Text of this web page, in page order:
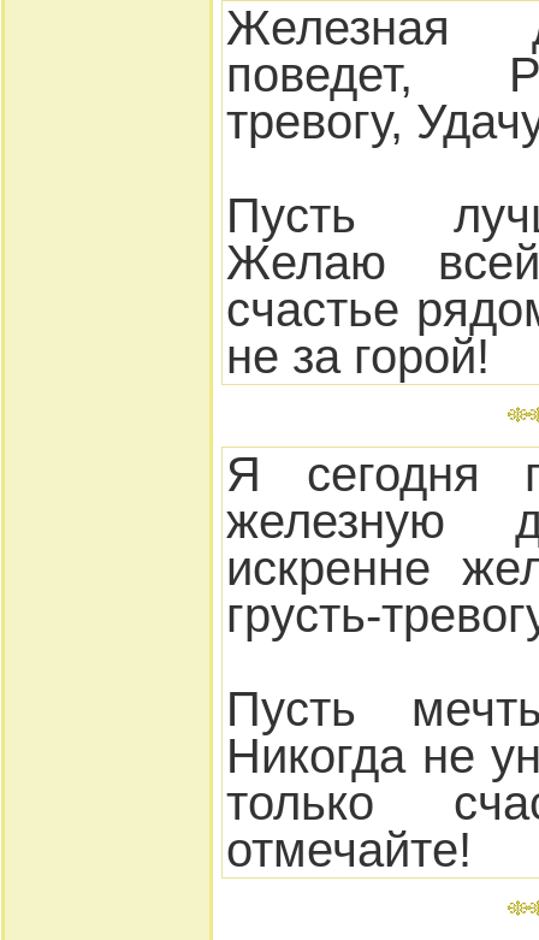
Железная
поведет,
тревогу,
Пусть
Желаю
счастье
не за горой!
Я сегодня
железную
искренне
грусть-
Пусть
Никогда не
только
отмечайте!